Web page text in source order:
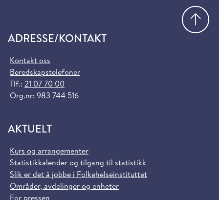
ADRESSE/KONTAKT
Kontakt oss
Beredskapstelefoner
Tlf.: 21 07 70 00
Org.nr: 983 744 516
AKTUELT
Kurs og arrangementer
Statistikkalender og tilgang til statistikk
Slik er det å jobbe i Folkehelseinstituttet
Områder, avdelinger og enheter
For pressen